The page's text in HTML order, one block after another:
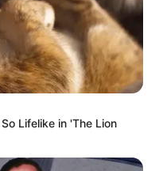
Lifelike in 'The Lion